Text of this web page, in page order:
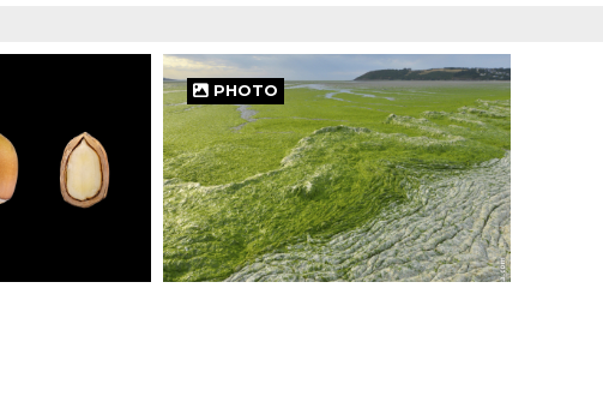
PHOTO